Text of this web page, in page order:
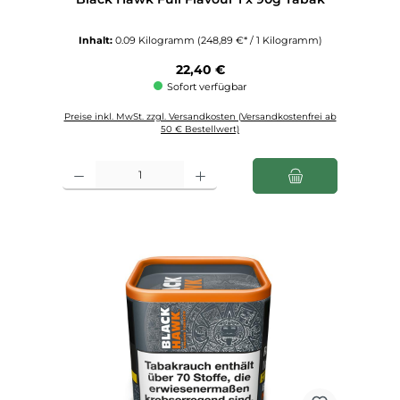
Inhalt: 0.09 Kilogramm (248,89 €* / 1 Kilogramm)
Regulärer Preis:
22,40 €
Sofort verfügbar
Preise inkl. MwSt. zzgl. Versandkosten (Versandkostenfrei ab
50 € Bestellwert)
Produkt Anzahl: Gib den gewünschten Wert ein oder benutze die